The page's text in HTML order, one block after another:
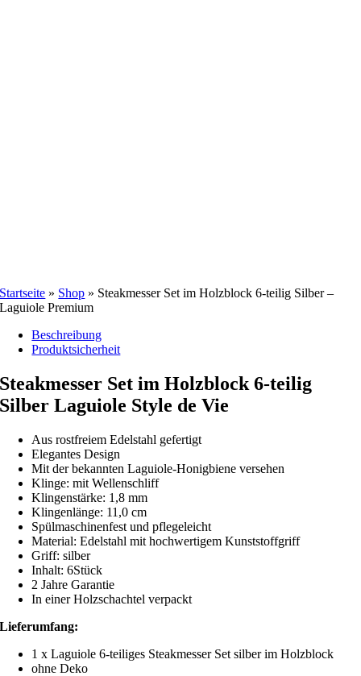
Startseite » Shop » Steakmesser Set im Holzblock 6-teilig Silber –
Laguiole Premium
Beschreibung
Produktsicherheit
Steakmesser Set im Holzblock6-teilig
Silber Laguiole Style de Vie
Aus rostfreiem Edelstahl gefertigt
Elegantes Design
Mit der bekannten Laguiole-Honigbiene versehen
Klinge: mit Wellenschliff
Klingenstärke: 1,8 mm
Klingenlänge: 11,0 cm
Spülmaschinenfest und pflegeleicht
Material: Edelstahl mit hochwertigem Kunststoffgriff
Griff: silber
Inhalt: 6Stück
2 Jahre Garantie
In einer Holzschachtel verpackt
Lieferumfang:
1 x Laguiole 6-teiliges Steakmesser Set silber im Holzblock
ohne Deko